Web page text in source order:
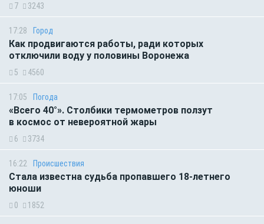
7 3243
17:28 Город
Как продвигаются работы, ради которых
отключили воду у половины Воронежа
5 4560
17:05 Погода
«Всего 40°». Столбики термометров ползут
в космос от невероятной жары
6 3734
16:22 Происшествия
Стала известна судьба пропавшего 18-летнего
юноши
0 1852